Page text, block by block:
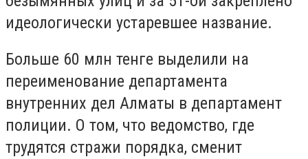
идеологически устаревшее название.
Больше 60 млн тенге выделили на
переименование департамента
внутренних дел Алматы в департамент
полиции. О том, что ведомство, где
трудятся стражи порядка, сменит